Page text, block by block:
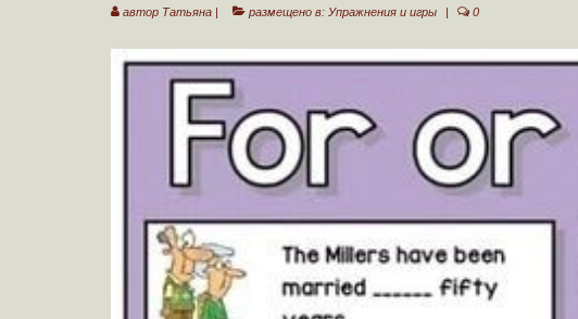
автор Татьяна | размещено в: Упражнения и игры | 0